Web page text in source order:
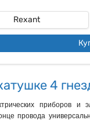
Rexant
4
приборов и
провода